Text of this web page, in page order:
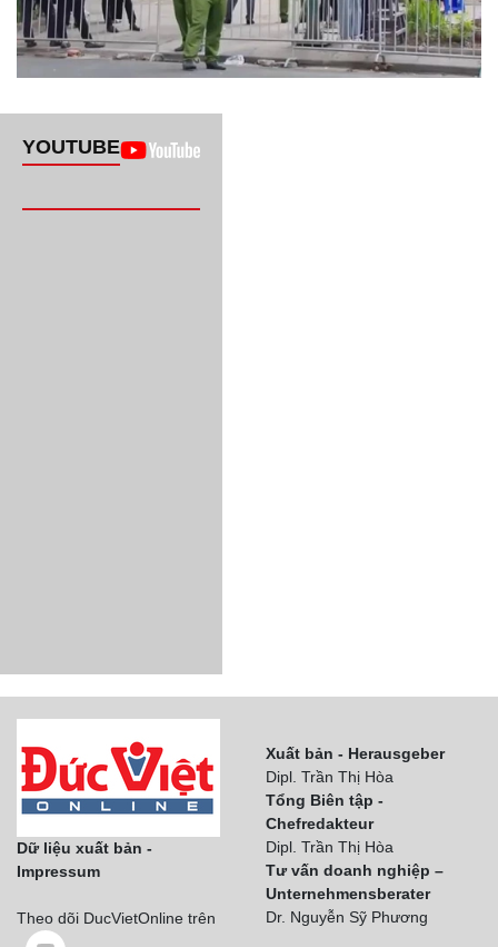
YOUTUBE
Dữ liệu xuất bản -
Impressum
Theo dõi DucVietOnline trên
Xuất bản - Herausgeber
Dipl. Trần Thị Hòa
Tổng Biên tập -
Chefredakteur
Dipl. Trần Thị Hòa
Tư vấn doanh nghiệp –
Unternehmensberater
Dr. Nguyễn Sỹ Phương